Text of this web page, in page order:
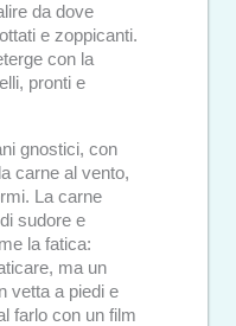
da dove
e zoppicanti.
con la
pronti e
gnostici, con
carne al vento,
La carne
sudore e
la fatica:
ma un
vetta a piedi e
farlo con un film